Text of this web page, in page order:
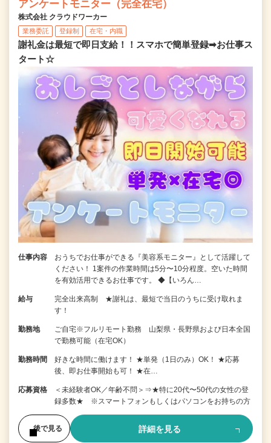
アンケートモニター（完全在宅）
株式会社 クラウドワーカー
業務委託 登録制 在宅・内職
謝礼金は最短で即日支給！！スマホで簡単登録➡お仕事ス
タート☆
仕事内容
おうちでお仕事ができる『美容系モニター』として活躍して
ください！ 1案件の作業時間は5分〜10分程度。空いた時間
を有効活用できるお仕事です。 ◆【いろん…
給与
完全出来高制 ★謝礼は、最短で当日のうちに受け取れま
す！
勤務地
ご自宅※フルリモート勤務 山梨県・長野県および日本全国
で勤務可能（在宅OK）
勤務時間
好きな時間に働けます！ ★単発（1日のみ）OK！ ★応募
後、即お仕事開始も可！ ★在…
応募資格
＜未経験者OK／年齢不問＞⇒★特に20代〜50代の女性の登
録多数★ ※スマートフォンもしくはパソコンをお持ちの方
後で見る 詳細を見る